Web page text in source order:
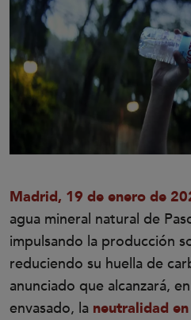
Madrid, 19 de enero de
agua mineral natural de
impulsando la producción
reduciendo su huella de
anunciado que alcanzará,
envasado, la neutralidad